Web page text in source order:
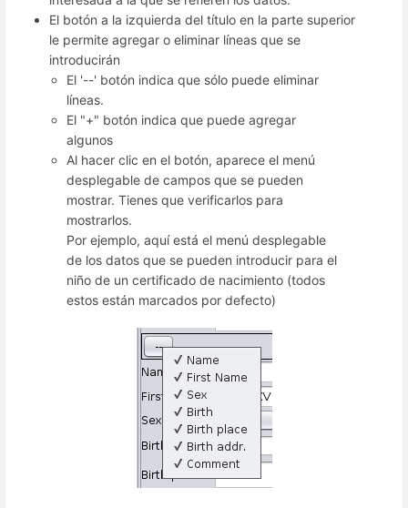
El botón a la izquierda del título en la parte superior
le permite agregar o eliminar líneas que se
introducirán
El '--' botón indica que sólo puede eliminar
líneas.
El "+" botón indica que puede agregar
algunos
Al hacer clic en el botón, aparece el menú
desplegable de campos que se pueden
mostrar. Tienes que verificarlos para
mostrarlos.
Por ejemplo, aquí está el menú desplegable
de los datos que se pueden introducir para el
niño de un certificado de nacimiento (todos
estos están marcados por defecto)